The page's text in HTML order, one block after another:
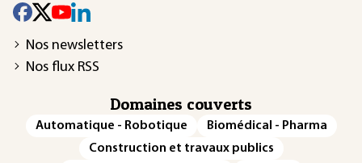
Nos newsletters
Nos flux RSS
Domaines couverts
Automatique - Robotique
Biomédical - Pharma
Construction et travaux publics